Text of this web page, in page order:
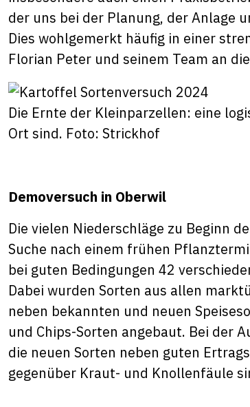
der uns bei der Planung, der Anlage
Dies wohlgemerkt häufig in einer
Florian Peter und seinem Team an
Die Ernte der Kleinparzellen: eine
Ort sind. Foto: Strickhof
Demoversuch in Oberwil
Die vielen Niederschläge zu Beginn
Suche nach einem frühen
bei guten Bedingungen 42
Dabei wurden Sorten aus allen
neben bekannten und neuen
und Chips-Sorten angebaut. Bei der
die neuen Sorten neben guten
gegenüber Kraut- und Knollenfäule